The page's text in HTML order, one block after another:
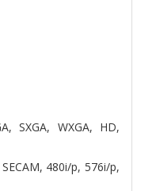
SXGA, WXGA, HD,
480i/p, 576i/p,